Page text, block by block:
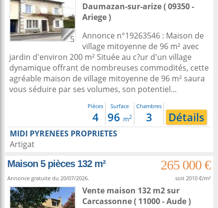
5
Daumazan-sur-arize( 09350 -
Ariege )
Annonce n°19263546 : Maison de
village mitoyenne de 96 m² avec
jardin d'environ 200 m² Située au c?ur d'un village
dynamique offrant de nombreuses commodités, cette
agréable maison de village mitoyenne de 96 m² saura
vous séduire par ses volumes, son potentiel...
Pièces
4
Surface
96 m2
Chambres
3 Détails
MIDI PYRENEES PROPRIETES
Artigat
Maison 5 pièces 132 m²
265 000 €
Annonce gratuite du 20/07/2026. soit 2010 €/m²
Vente maison 132 m2sur
Carcassonne( 11000 - Aude )